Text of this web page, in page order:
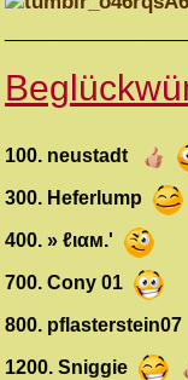
B
100. neustadt
300. Heferlump
400. » ℓιαм.'
700. Cony 01
800. pflasterstein07
1200. Sniggie